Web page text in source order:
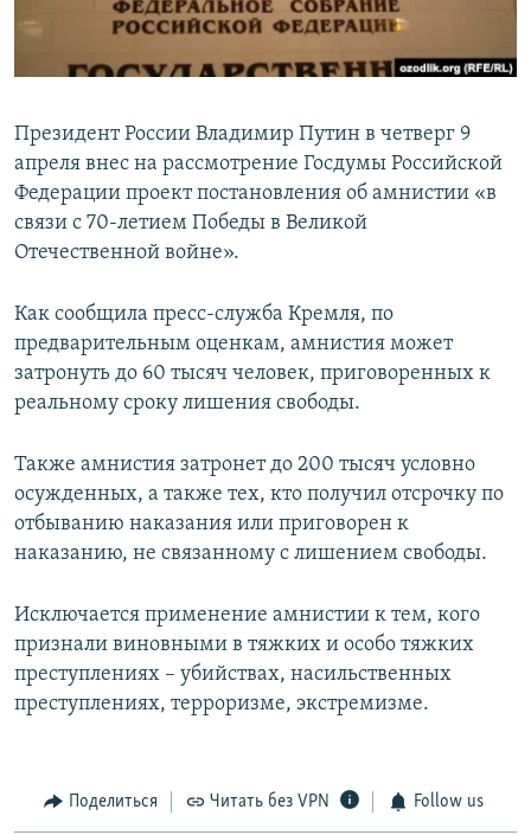
ПОБЕДИТЕЛЕЙ НЕ СУДЯТ?
КРЫМ.НЕПОКОРЕННЫЙ
ПРИСОЕДИНЯЙТЕСЬ!
Все сайты RFE/RL
Президент России Владимир Путин в четверг 9
апреля внес на рассмотрение Госдумы Российской
Федерации проект постановления об амнистии «в
связи с 70-летием Победы в Великой
Отечественной войне».
Как сообщила пресс-служба Кремля, по
предварительным оценкам, амнистия может
затронуть до 60 тысяч человек, приговоренных к
реальному сроку лишения свободы.
Также амнистия затронет до 200 тысяч условно
осужденных, а также тех, кто получил отсрочку по
отбыванию наказания или приговорен к
наказанию, не связанному с лишением свободы.
Исключается применение амнистии к тем, кого
признали виновными в тяжких и особо тяжких
преступлениях – убийствах, насильственных
преступлениях, терроризме, экстремизме.
Поделиться Читать без VPN Follow us